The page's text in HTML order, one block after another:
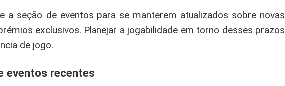
a seção de eventos para se manterem atualizados sobre novas
exclusivos. Planejar a jogabilidade em torno desses prazos
de jogo.
eventos recentes